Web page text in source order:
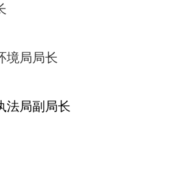
境局局长
法局副局长